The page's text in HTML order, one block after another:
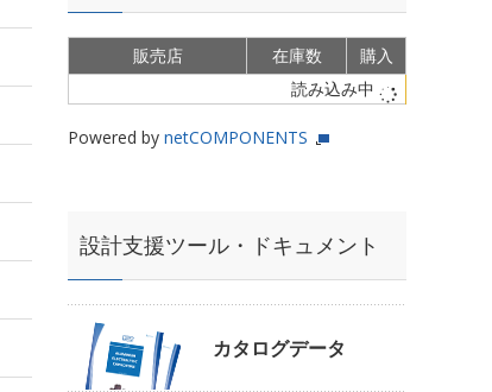
販売店 在庫数
購入
読み込み中
Powered by netCOMPONENTS
設計支援ツール・ドキュメント
カタログデータ